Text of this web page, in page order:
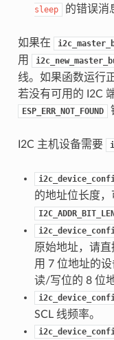
sleep
的错误消
如果在
用
线。如果函数运行
若没有可用的 I2C
ESP_ERR_NOT_FOUND
I2C 主机设备需要
的地址位长度
原始地址，请
用 7 位地址的
读/写位的 8 位
SCL 线频率。